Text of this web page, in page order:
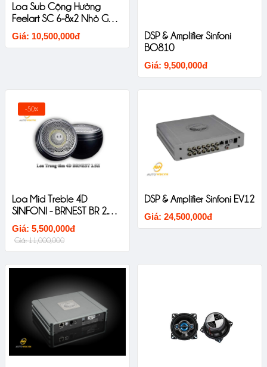
Loa Sub Cộng Hưởng
Feelart SC 6-8x2 Nhỏ Gọn
Chất Âm Mềm
Giá: 10,500,000đ
DSP & Amplifier Sinfoni
BO810
Giá: 9,500,000đ
-50%
Loa Mid Treble 4D
SINFONI - BRNEST BR 2.5II
Thiết Kế Liền Khối Âm
Thanh Sắc Nét
Giá: 5,500,000đ
Giá: 11,000,000
DSP & Amplifier Sinfoni EV12
Giá: 24,500,000đ